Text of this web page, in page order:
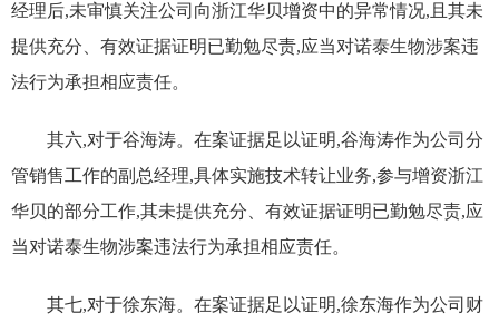
经理后,未审慎关注公司向浙江华贝增资中的异常情况,且其未
提供充分、有效证据证明已勤勉尽责,应当对诺泰生物涉案违
法行为承担相应责任。
其六,对于谷海涛。 在案证据足以证明,谷海涛作为公司分
管销售工作的副总经理,具体实施技术转让业务,参与增资浙江
华贝的部分工作,其未提供充分、有效证据证明已勤勉尽责,应
当对诺泰生物涉案违法行为承担相应责任。
其七,对于徐东海。 在案证据足以证明,徐东海作为公司财